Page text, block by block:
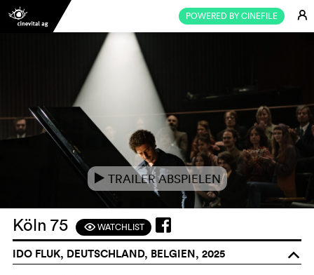
POWERED BY CINEFILE E
e TRAILER ABSPIELEN
Köln 75 FWATCHLIST
IDO FLUK, DEUTSCHLAND, BELGIEN, 2025 o